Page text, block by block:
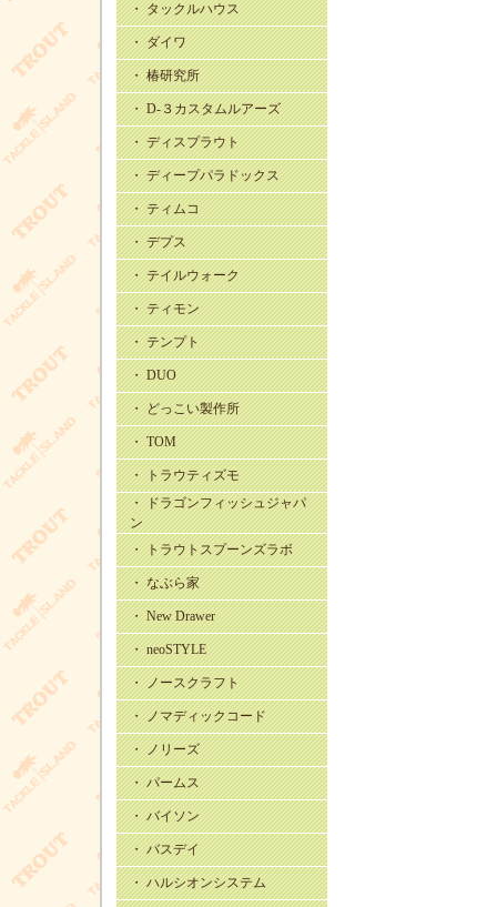
・ タックルハウス
・ ダイワ
・ 椿研究所
・ D-３カスタムルアーズ
・ ディスプラウト
・ ディープパラドックス
・ ティムコ
・ デプス
・ テイルウォーク
・ ティモン
・ テンプト
・ DUO
・ どっこい製作所
・ TOM
・ トラウティズモ
・ ドラゴンフィッシュジャパ
ン
・ トラウトスプーンズラボ
・ なぶら家
・ New Drawer
・ neoSTYLE
・ ノースクラフト
・ ノマディックコード
・ ノリーズ
・ パームス
・ バイソン
・ バスデイ
・ ハルシオンシステム